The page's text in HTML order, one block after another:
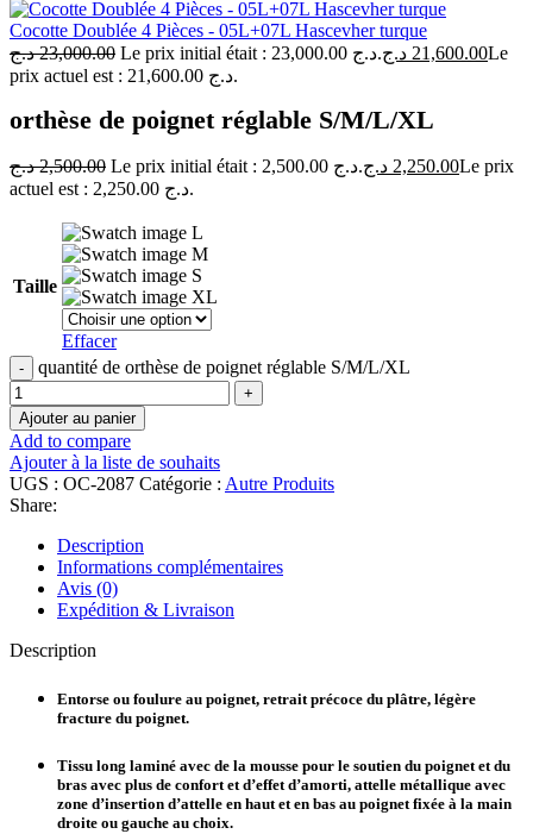
Cocotte Doublée 4 Pièces - 05L+07L Hascevher turque
23,000.00 د.ج Le prix initial était : 23,000.00 د.ج. 21,600.00 د.ج
Le
prix actuel est : 21,600.00 د.ج.
orthèse de poignet réglable S/M/L/XL
2,500.00 د.ج Le prix initial était : 2,500.00 د.ج. 2,250.00 د.ج
Le prix
actuel est : 2,250.00 د.ج.
Taille
L
M
S
XL
Effacer
quantité de orthèse de poignet réglable S/M/L/XL
Ajouter au panier
Add to compare
Ajouter à la liste de souhaits
UGS : OC-2087 Catégorie : Autre Produits
Share:
Description
Informations complémentaires
Avis (0)
Expédition & Livraison
Description
Entorse ou foulure au poignet, retrait précoce du plâtre, légère
fracture du poignet.
Tissu long laminé avec de la mousse pour le soutien du poignet et du
bras avec plus de confort et d’effet d’amorti, attelle métallique avec
zone d’insertion d’attelle en haut et en bas au poignet fixée à la main
droite ou gauche au choix.